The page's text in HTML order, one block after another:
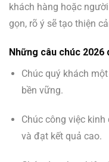
khách hàng hoặc
gọn, rõ ý sẽ tạo thiện
Những câu chúc
Chúc quý khách
bền vững.
Chúc công việc
và đạt kết quả cao.